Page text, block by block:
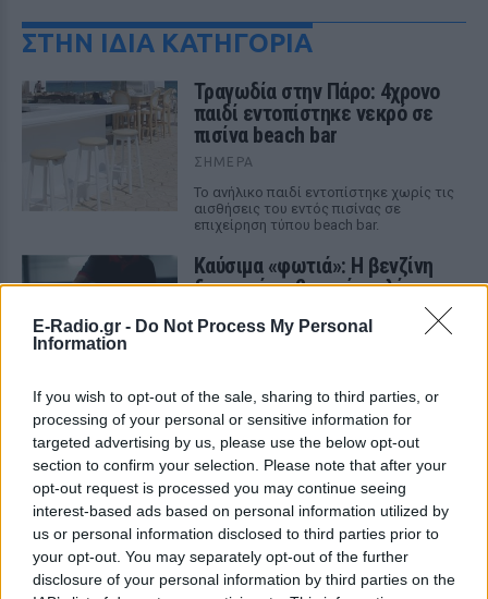
E-Radio.gr - Do Not Process My Personal
Information
If you wish to opt-out of the sale, sharing to third parties, or
processing of your personal or sensitive information for
targeted advertising by us, please use the below opt-out
section to confirm your selection. Please note that after your
opt-out request is processed you may continue seeing
interest-based ads based on personal information utilized by
us or personal information disclosed to third parties prior to
your opt-out. You may separately opt-out of the further
disclosure of your personal information by third parties on the
ΣΤΗΝ ΙΔΙΑ ΚΑΤΗΓΟΡΙΑ
Τραγωδία στην Πάρο: 4χρονο
παιδί εντοπίστηκε νεκρό σε
πισίνα beach bar
ΣΉΜΕΡΑ
Το ανήλικο παιδί εντοπίστηκε χωρίς τις
αισθήσεις του εντός πισίνας σε
επιχείρηση τύπου beach bar.
Καύσιμα «φωτιά»: Η βενζίνη
ξεπερνά τα 2 ευρώ το λίτρο
πετρελαίου διεθνώς
Οι διεθνείς τιμές του αργού πετρελαίου
υποχωρούν, αλλά στα πρατήρια οι τιμές
δεν ακολουθούν
Το νέο καλοκαιρινό κόλπο των
κλεφτών αυτοκινήτων
ΣΉΜΕΡΑ
Tι λέει η ΕΛ.ΑΣ. για την προστασία του
αυτοκινήτου σας